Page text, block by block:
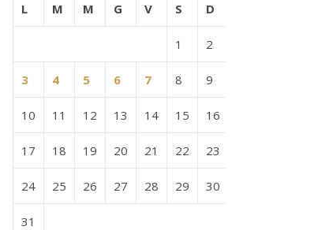
L M M G V S D
1 2
3 4 5 6 7 8 9
10 11 12 13 14 15 16
17 18 19 20 21 22 23
24 25 26 27 28 29 30
31